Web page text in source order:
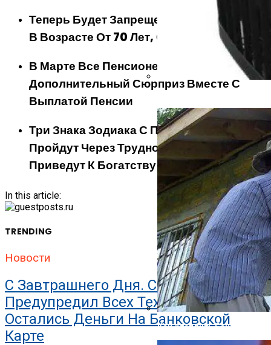
Как Утеплить Баню
Теперь Будет Запрещено. Пенсионеров
В Возрасте От 70 Лет, Ожидает Сюрприз
В Марте Все Пенсионеры Получат
Дополнительный Сюрприз Вместе С
Выплатой Пенсии
Три Знака Зодиака С Понедельника
Пройдут Через Трудности, Которые
Приведут К Богатству И Большой Любви
In this article:
TRENDING
Новости
С Завтрашнего Дня. Сбербанк
Предупредил Всех Тех, У Кого
Остались Деньги На Банковской
Карте